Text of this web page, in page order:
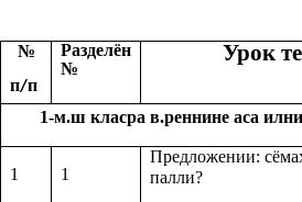
№
п/п
Разделён
№
Урок
1-м.ш класра в.реннине аса илни
1 1
Предложении:
палли?